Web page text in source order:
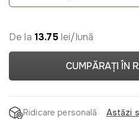
De la 13.75 lei/lună
CUMPĂRAȚI ÎN
Ridicare personală
Astăzi